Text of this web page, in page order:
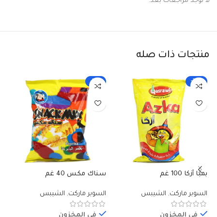
منتجات ذات صله
-25%
بمبا أزكا 100 غم
السوبر ماركت, الشيبس
في المخزون
-33%
سناك مكس 40 غم
السوبر ماركت, الشيبس
في المخزون